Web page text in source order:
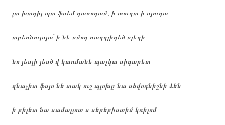
յա խադիլ պա ֆսեմ դառոգամ, ի տուդա ի սյուդա
աբեռնուլսյա՝ ի նե սմոգ ռազգլիդեծ սլեդի
նո յեսլի յեսծ վ կառմանե պաչկա սիգարետ
զնաչիտ ֆսյո նե տակ ուշ պլոխը նա սեվոդնիշնի ձեն
ի բիլետ նա սամալյոտ ս սերեբիստիմ կռիլոմ